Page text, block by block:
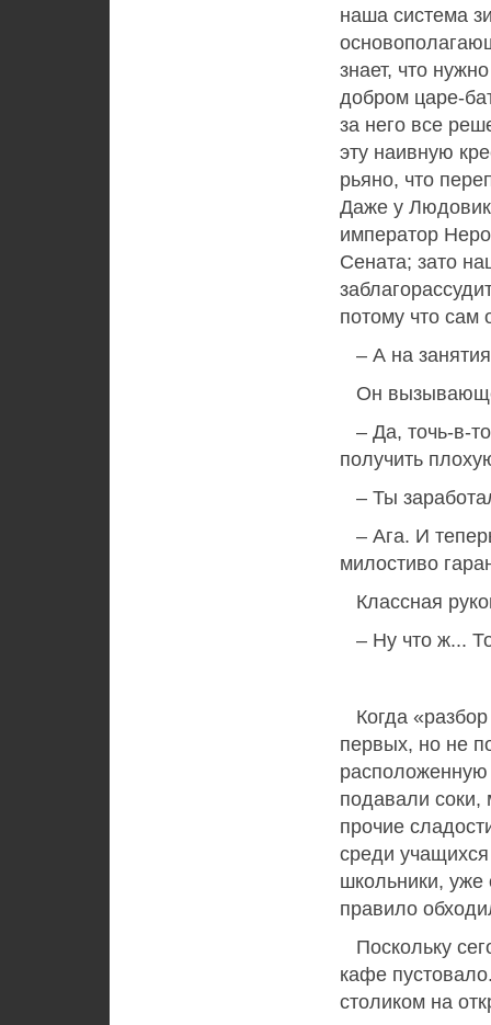
наша система
знает, что
добром царе-
за него все
эту наивную
рьяно, что
Даже у
император
Сената; зато
потому что сам
– А на
Он
– Да, точь-в-
получить
– Ты
– Ага. И
милостиво
Классная
– Ну что ж...
Когда
первых, но не
расположенную
подавали
прочие
среди
школьники, уже
правило
Поскольку
кафе
столиком на